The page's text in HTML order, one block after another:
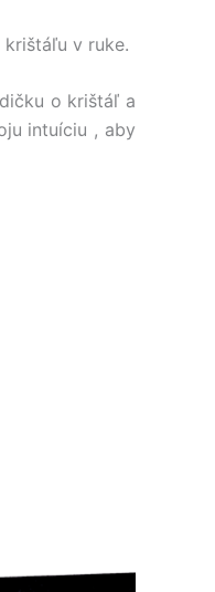
v ruke.
o krištáľ a
intuíciu , aby